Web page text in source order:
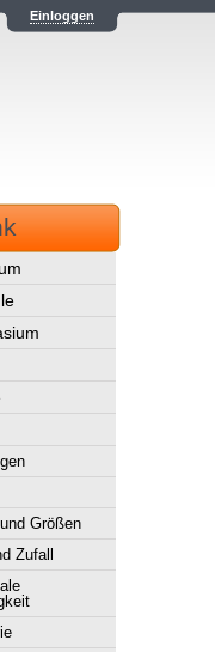
Einloggen
Größen
Zufall